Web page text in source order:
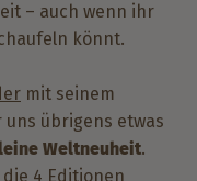
– auch wenn ihr
könnt.
mit seinem
übrigens etwas
Weltneuheit.
4 Editionen